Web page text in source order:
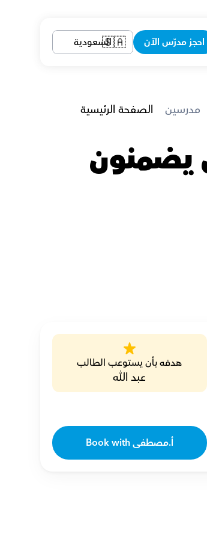
الصفحة الرئيسية مدرسين
هدفه بأن يستوعب الطالب
عبد الله
Book with أ.مصطفى
احجز مدرّس الآن 🇸🇦السعودية